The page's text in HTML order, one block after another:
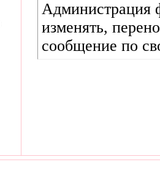
Администрация
изменять,
сообщение по